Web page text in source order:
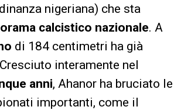
nigeriana) che sta
calcistico nazionale. A
di 184 centimetri ha già
interamente nel
anni, Ahanor ha bruciato le
importanti, come il